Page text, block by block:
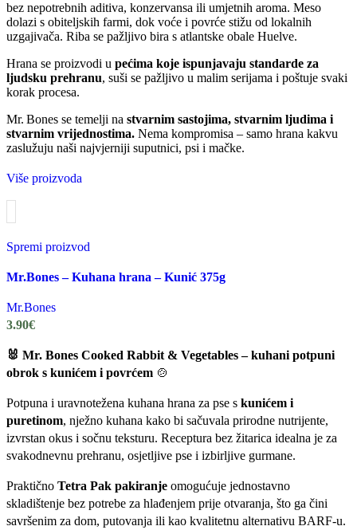
bez nepotrebnih aditiva, konzervansa ili umjetnih aroma. Meso
dolazi s obiteljskih farmi, dok voće i povrće stižu od lokalnih
uzgajivača. Riba se pažljivo bira s atlantske obale Huelve.
Hrana se proizvodi u pećima koje ispunjavaju standarde za
ljudsku prehranu, suši se pažljivo u malim serijama i poštuje svaki
korak procesa.
Mr. Bones se temelji na stvarnim sastojima, stvarnim ljudima i
stvarnim vrijednostima. Nema kompromisa – samo hrana kakvu
zaslužuju naši najvjerniji suputnici, psi i mačke.
Više proizvoda
Spremi proizvod
Mr.Bones – Kuhana hrana – Kunić 375g
Mr.Bones
3.90€
🐰 Mr. Bones Cooked Rabbit & Vegetables – kuhani potpuni
obrok s kunićem i povrćem 🍲
Potpuna i uravnotežena kuhana hrana za pse s kunićem i
puretinom, nježno kuhana kako bi sačuvala prirodne nutrijente,
izvrstan okus i sočnu teksturu. Receptura bez žitarica idealna je za
svakodnevnu prehranu, osjetljive pse i izbirljive gurmane.
Praktično Tetra Pak pakiranje omogućuje jednostavno
skladištenje bez potrebe za hlađenjem prije otvaranja, što ga čini
savršenim za dom, putovanja ili kao kvalitetnu alternativu BARF-u.